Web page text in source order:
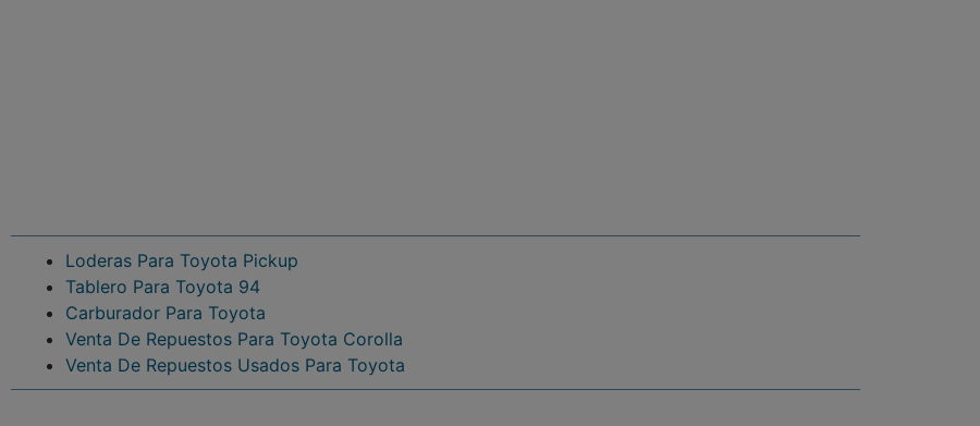
Loderas Para Toyota Pickup
Tablero Para Toyota 94
Carburador Para Toyota
Venta De Repuestos Para Toyota Corolla
Venta De Repuestos Usados Para Toyota